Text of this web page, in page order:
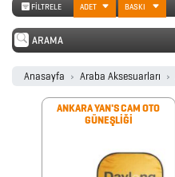
ANAHTARLIK
ARABA
AKSESUARLARI
FİLTRELE ADET BASKI
Anasayfa Araba Aksesuarları
ANKARA YAN'S CAM OTO
GÜNEŞLİĞİ